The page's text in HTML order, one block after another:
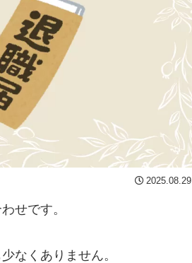
2025.08.29
せです。
なくありません。